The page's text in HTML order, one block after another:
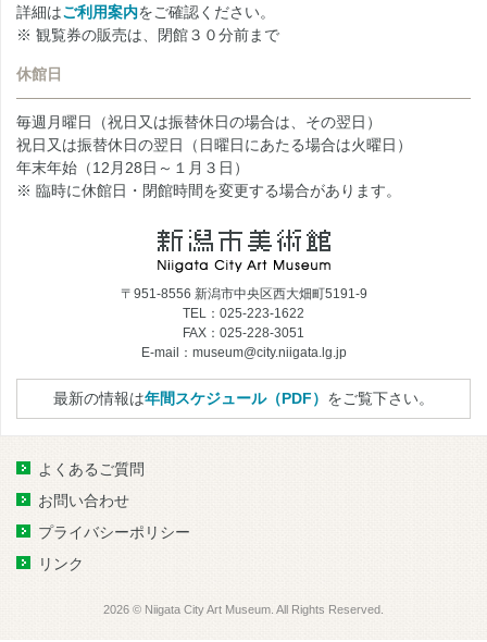
詳細はご利用案内をご確認ください。
※ 観覧券の販売は、閉館３０分前まで
休館日
毎週月曜日（祝日又は振替休日の場合は、その翌日）
祝日又は振替休日の翌日（日曜日にあたる場合は火曜日）
年末年始（12月28日～１月３日）
※ 臨時に休館日・閉館時間を変更する場合があります。
〒951-8556 新潟市中央区西大畑町5191-9
TEL：025-223-1622
FAX：025-228-3051
E-mail：museum@city.niigata.lg.jp
最新の情報は年間スケジュール（PDF） をご覧下さい。
よくあるご質問
お問い合わせ
プライバシーポリシー
リンク
2026 © Niigata City Art Museum. All Rights Reserved.